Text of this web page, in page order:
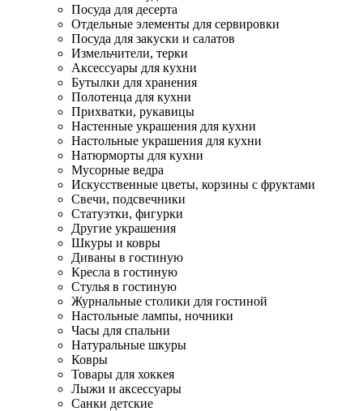
Посуда для десерта
Отдельные элементы для сервировки
Посуда для закуски и салатов
Измельчители, терки
Аксессуары для кухни
Бутылки для хранения
Полотенца для кухни
Прихватки, рукавицы
Настенные украшения для кухни
Настольные украшения для кухни
Натюрморты для кухни
Мусорные ведра
Искусственные цветы, корзины с фруктами
Свечи, подсвечники
Статуэтки, фигурки
Другие украшения
Шкуры и ковры
Диваны в гостиную
Кресла в гостиную
Стулья в гостиную
Журнальные столики для гостиной
Настольные лампы, ночники
Часы для спальни
Натуральные шкуры
Ковры
Товары для хоккея
Лыжи и аксессуары
Санки детские